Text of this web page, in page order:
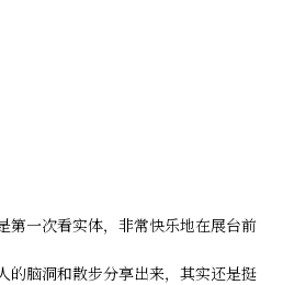
第一次看实体，非常快乐地在展台前
的脑洞和散步分享出来，其实还是挺